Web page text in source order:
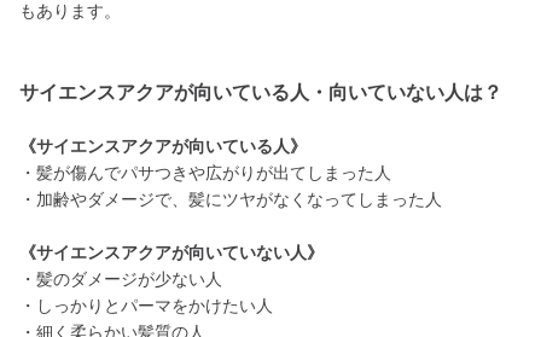
もあります。
サイエンスアクアが向いている人・向いていない人は？
《サイエンスアクアが向いている人》
・髪が傷んでパサつきや広がりが出てしまった人
・加齢やダメージで、髪にツヤがなくなってしまった人
《サイエンスアクアが向いていない人》
・髪のダメージが少ない人
・しっかりとパーマをかけたい人
・細く柔らかい髪質の人